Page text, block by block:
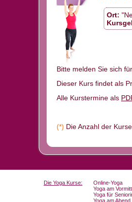
Ort:
Bitte melden Sie sich
Dieser Kurs findet als
Alle Kurstermine als
(*) Die Anzahl der
Die Yoga Kurse:
Online-Yoga
Yoga am
Yoga für
Yoga am Abend